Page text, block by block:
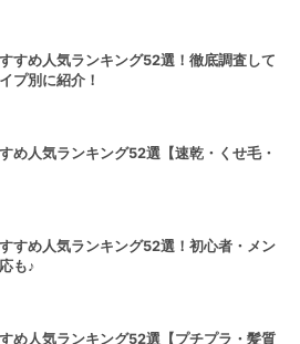
すめ人気ランキング52選！徹底調査して
プ別に紹介！
め人気ランキング52選【速乾・くせ毛・
すめ人気ランキング52選！初心者・メン
も♪
め人気ランキング52選【プチプラ・髪質